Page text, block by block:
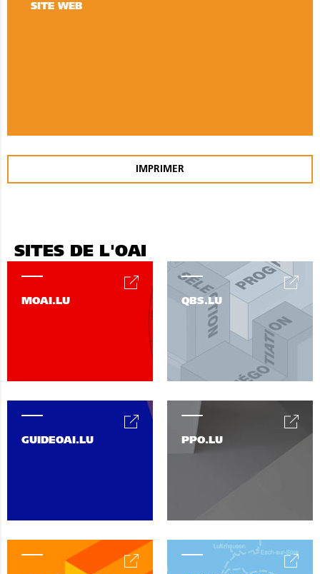
SITE WEB
IMPRIMER
SITES DE L'OAI
MOAI.LU QBS.LU
PPO.LU
GUIDEOAI.LU